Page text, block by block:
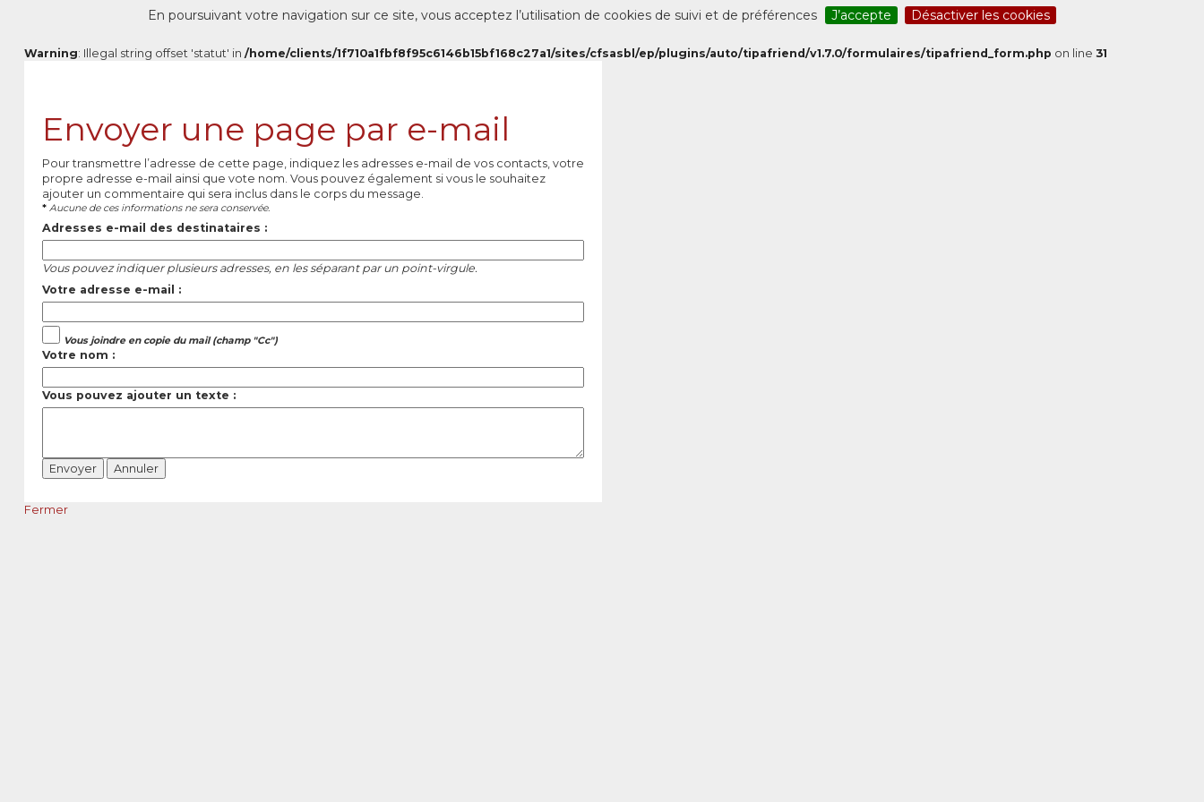
En poursuivant votre navigation sur ce site, vous acceptez l’utilisation de cookies de suivi et de préférences J’accepte Désactiver les cookies
Warning: Illegal string offset 'statut' in /home/clients/1f710a1fbf8f95c6146b15bf168c27a1/sites/cfsasbl/ep/plugins/auto/tipafriend/v1.7.0/formulaires/tipafriend_form.php on line 31
Envoyer une page par e-mail
Pour transmettre l’adresse de cette page, indiquez les adresses e-mail de vos contacts, votre
propre adresse e-mail ainsi que vote nom. Vous pouvez également si vous le souhaitez
ajouter un commentaire qui sera inclus dans le corps du message.
* Aucune de ces informations ne sera conservée.
Adresses e-mail des destinataires :
Vous pouvez indiquer plusieurs adresses, en les séparant par un point-virgule.
Votre adresse e-mail :
Vous joindre en copie du mail (champ "Cc")
Votre nom :
Vous pouvez ajouter un texte :
Fermer